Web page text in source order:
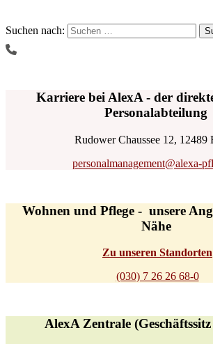
Suchen nach:
Karriere bei AlexA - der
Personalabteilung
Rudower Chaussee 12, 12489
personalmanagement@alexa-
Wohnen und Pflege - unsere
Nähe
Zu unseren Standorten
(030) 7 26 26 68-0
AlexA Zentrale